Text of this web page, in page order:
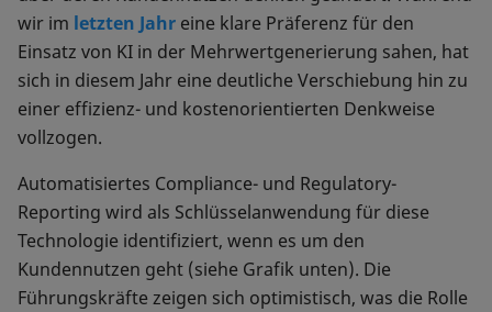
wir im letzten Jahr eine klare Präferenz für den
Einsatz von KI in der Mehrwertgenerierung sahen, hat
sich in diesem Jahr eine deutliche Verschiebung hin zu
einer effizienz- und kostenorientierten Denkweise
vollzogen.
Automatisiertes Compliance- und Regulatory-
Reporting wird als Schlüsselanwendung für diese
Technologie identifiziert, wenn es um den
Kundennutzen geht (siehe Grafik unten). Die
Führungskräfte zeigen sich optimistisch, was die Rolle